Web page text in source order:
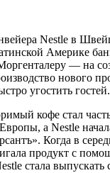
Nestle в
Америке
— на
нового
угостить гостей.
кофе стал
а Nestle
Когда в
продукт с
стала